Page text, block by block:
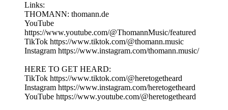
Links:
THOMANN: thomann.de
YouTube
https://www.youtube.com/@ThomannMusic/featured
TikTok https://www.tiktok.com/@thomann.music
Instagram https://www.instagram.com/thomann.music/
HERE TO GET HEARD:
TikTok https://www.tiktok.com/@heretogetheard
Instagram https://www.instagram.com/heretogetheard
YouTube https://www.youtube.com/@heretogetheard